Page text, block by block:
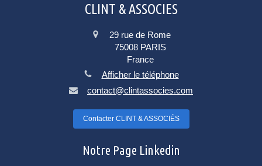
CLINT & ASSOCIES
29 rue de Rome
75008 PARIS
France
Afficher le téléphone
contact@clintassocies.com
Contacter CLINT & ASSOCIÉS
Notre Page Linkedin